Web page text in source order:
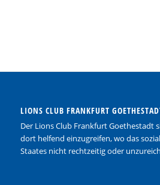
LIONS CLUB FRANKFURT
Der Lions Club Frankfurt Goethestadt
dort helfend einzugreifen, wo das
Staates nicht rechtzeitig oder